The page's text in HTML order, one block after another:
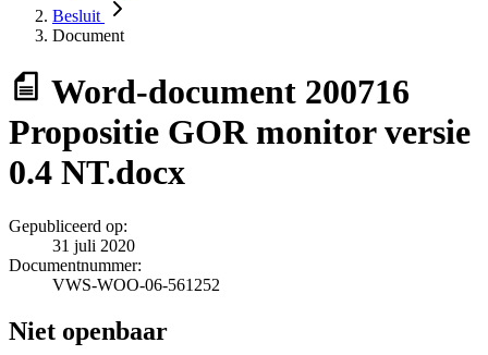
Besluit
Document
Word-document 200716
Propositie GOR monitor versie
0.4 NT.docx
Gepubliceerd op:
31 juli 2020
Documentnummer:
VWS-WOO-06-561252
Niet openbaar